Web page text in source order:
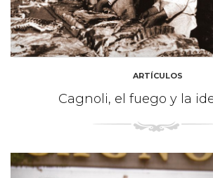
ARTÍCULOS
Cagnoli, el fuego y la